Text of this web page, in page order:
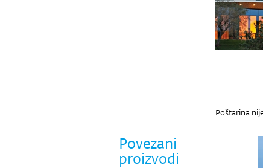
Poštarina
Povezani
proizvodi